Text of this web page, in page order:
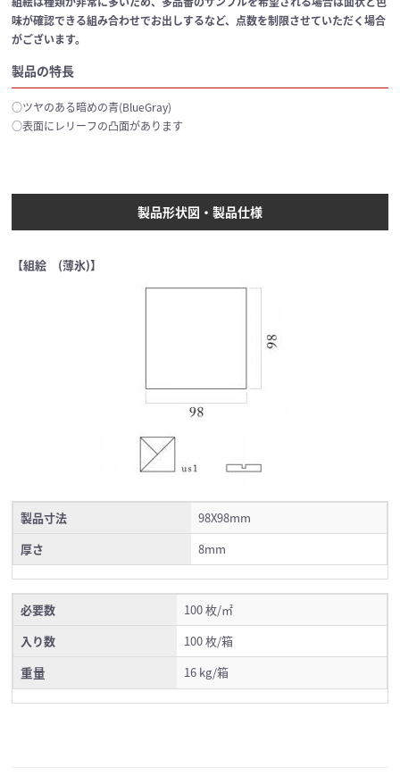
味が確認できる組み合わせでお出しするなど、点数を制限させていただく場合
がございます。
製品の特長
○ツヤのある暗めの青(BlueGray)
○表面にレリーフの凸面があります
製品形状図・製品仕様
【組絵 (薄氷)】
製品寸法
98X98mm
厚さ
8mm
必要数
100 枚/㎡
入り数
100 枚/箱
重量 16 kg/箱